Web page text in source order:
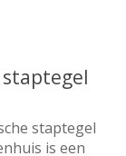
staptegel
is een